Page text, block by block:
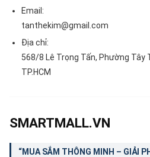
Email:
tanthekim@gmail.com
Địa chỉ:
568/8 Lê Trọng Tấn, Phường Tây
TP.HCM
SMARTMALL.VN
“MUA SẮM THÔNG MINH – GIẢI